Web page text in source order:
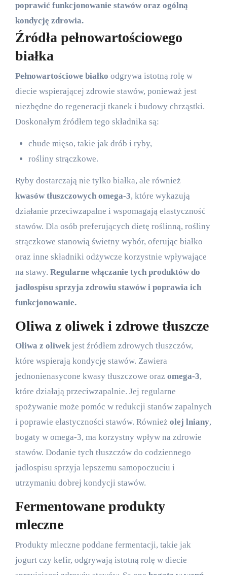
poprawić funkcjonowanie stawów oraz ogólną
kondycję zdrowia.
Źródła pełnowartościowego
białka
Pełnowartościowe białko odgrywa istotną rolę w
diecie wspierającej zdrowie stawów, ponieważ jest
niezbędne do regeneracji tkanek i budowy chrząstki.
Doskonałym źródłem tego składnika są:
chude mięso, takie jak drób i ryby,
rośliny strączkowe.
Ryby dostarczają nie tylko białka, ale również
kwasów tłuszczowych omega-3, które wykazują
działanie przeciwzapalne i wspomagają elastyczność
stawów. Dla osób preferujących dietę roślinną, rośliny
strączkowe stanowią świetny wybór, oferując białko
oraz inne składniki odżywcze korzystnie wpływające
na stawy. Regularne włączanie tych produktów do
jadłospisu sprzyja zdrowiu stawów i poprawia ich
funkcjonowanie.
Oliwa z oliwek i zdrowe tłuszcze
Oliwa z oliwekjest źródłem zdrowych tłuszczów,
które wspierają kondycję stawów. Zawiera
jednonienasycone kwasy tłuszczowe oraz omega-3,
które działają przeciwzapalnie. Jej regularne
spożywanie może pomóc w redukcji stanów zapalnych
i poprawie elastyczności stawów. Również olej lniany,
bogaty w omega-3, ma korzystny wpływ na zdrowie
stawów. Dodanie tych tłuszczów do codziennego
jadłospisu sprzyja lepszemu samopoczuciu i
utrzymaniu dobrej kondycji stawów.
Fermentowane produkty
mleczne
Produkty mleczne poddane fermentacji, takie jak
jogurt czy kefir, odgrywają istotną rolę w diecie